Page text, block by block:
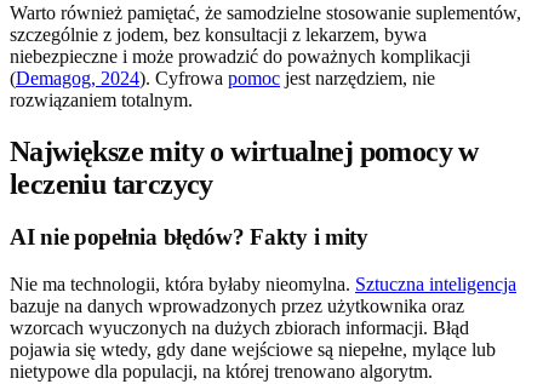
Warto również pamiętać, że samodzielne stosowanie suplementów,
szczególnie z jodem, bez konsultacji z lekarzem, bywa
niebezpieczne i może prowadzić do poważnych komplikacji
(Demagog, 2024). Cyfrowa pomoc jest narzędziem, nie
rozwiązaniem totalnym.
Największe mity o wirtualnej pomocy w
leczeniu tarczycy
AI nie popełnia błędów? Fakty i mity
Nie ma technologii, która byłaby nieomylna. Sztuczna inteligencja
bazuje na danych wprowadzonych przez użytkownika oraz
wzorcach wyuczonych na dużych zbiorach informacji. Błąd
pojawia się wtedy, gdy dane wejściowe są niepełne, mylące lub
nietypowe dla populacji, na której trenowano algorytm.